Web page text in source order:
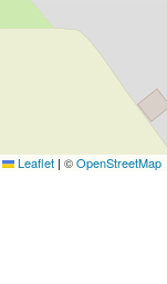
Leaflet | ©OpenStreetMap